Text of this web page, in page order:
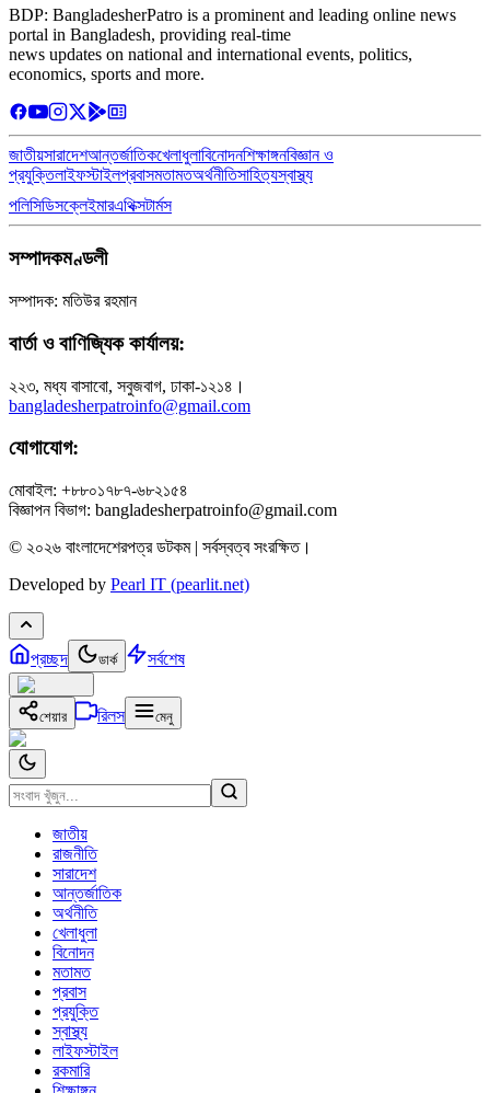
BDP: BangladesherPatro is a prominent and leading online news
portal in Bangladesh, providing real-time
news updates on national and international events, politics,
economics, sports and more.
জাতীয়সারাদেশআন্তর্জাতিকখেলাধুলাবিনোদনশিক্ষাঙ্গনবিজ্ঞান ও
প্রযুক্তিলাইফস্টাইলপ্রবাসমতামতঅর্থনীতিসাহিত্যস্বাস্থ্য
পলিসিডিসক্লেইমারএথিক্সটার্মস
সম্পাদকমণ্ডলী
সম্পাদক: মতিউর রহমান
বার্তা ও বাণিজ্যিক কার্যালয়:
২২৩, মধ্য বাসাবো, সবুজবাগ, ঢাকা-১২১৪।
bangladesherpatroinfo@gmail.com
যোগাযোগ:
মোবাইল: +৮৮০১৭৮৭-৬৮২১৫৪
বিজ্ঞাপন বিভাগ: bangladesherpatroinfo@gmail.com
© ২০২৬ বাংলাদেশেরপত্র ডটকম | সর্বস্বত্ব সংরক্ষিত।
Developed by Pearl IT (pearlit.net)
প্রচ্ছদ ডার্ক সর্বশেষ
শেয়ার রিলস মেনু
জাতীয়
রাজনীতি
সারাদেশ
আন্তর্জাতিক
অর্থনীতি
খেলাধুলা
বিনোদন
মতামত
প্রবাস
প্রযুক্তি
স্বাস্থ্য
লাইফস্টাইল
রকমারি